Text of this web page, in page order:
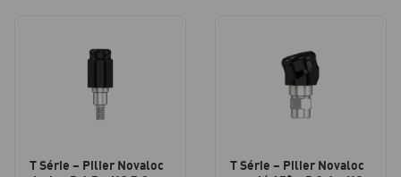
T Série – Pilier Novaloc
T Série – Pilier Novaloc